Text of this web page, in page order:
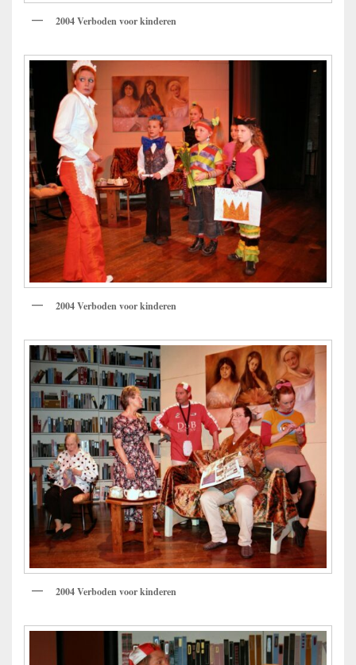
2004 Verboden voor kinderen
2004 Verboden voor kinderen
2004 Verboden voor kinderen